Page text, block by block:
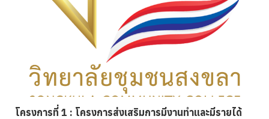
โครงการที่ 1 : โครงการส่งเสริมการมีงานทำและมีรายได้